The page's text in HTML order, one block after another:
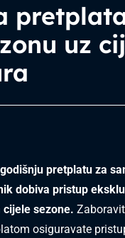
uz
pretplatu za
dobiva pristup
sezone.
osiguravate